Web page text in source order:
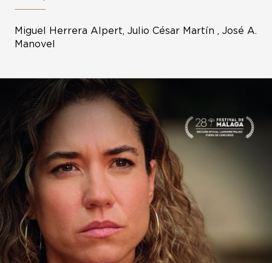
Miguel Herrera Alpert, Julio César Martín , José A.
Manovel